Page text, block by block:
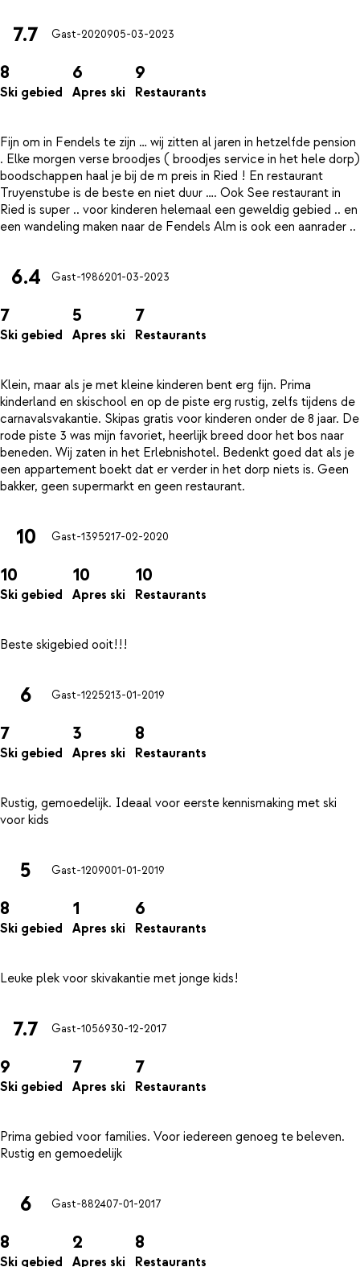
7.7 Gast-2020905-03-2023
8
Ski gebied
6
Apres ski
9
Restaurants
Fijn om in Fendels te zijn … wij zitten al jaren in hetzelfde pension
. Elke morgen verse broodjes ( broodjes service in het hele dorp)
boodschappen haal je bij de m preis in Ried ! En restaurant
Truyenstube is de beste en niet duur …. Ook See restaurant in
Ried is super .. voor kinderen helemaal een geweldig gebied .. en
6.4 Gast-1986201-03-2023
7
Ski gebied
5
Apres ski
7
Restaurants
Klein, maar als je met kleine kinderen bent erg fijn. Prima
kinderland en skischool en op de piste erg rustig, zelfs tijdens de
carnavalsvakantie. Skipas gratis voor kinderen onder de 8 jaar. De
rode piste 3 was mijn favoriet, heerlijk breed door het bos naar
beneden. Wij zaten in het Erlebnishotel. Bedenkt goed dat als je
een appartement boekt dat er verder in het dorp niets is. Geen
10 Gast-1395217-02-2020
10
Ski gebied
10
Apres ski
10
Restaurants
6 Gast-1225213-01-2019
7
Ski gebied
3
Apres ski
8
Restaurants
Rustig, gemoedelijk. Ideaal voor eerste kennismaking met ski
5 Gast-1209001-01-2019
8
Ski gebied
1
Apres ski
6
Restaurants
7.7 Gast-1056930-12-2017
9
Ski gebied
7
Apres ski
7
Restaurants
Prima gebied voor families. Voor iedereen genoeg te beleven.
6 Gast-882407-01-2017
8
Ski gebied
2
Apres ski
8
Restaurants